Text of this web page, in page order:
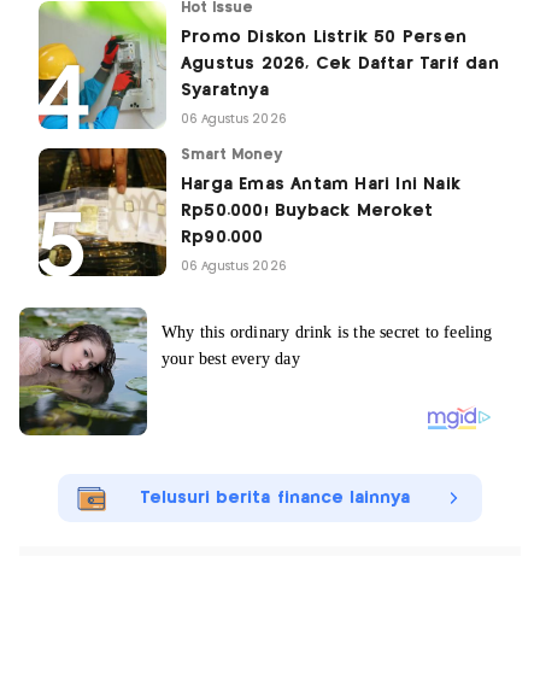
Hot Issue
Promo Diskon Listrik 50 Persen
Agustus 2026, Cek Daftar Tarif dan
Syaratnya
06 Agustus 2026
Smart Money
Harga Emas Antam Hari Ini Naik
Rp50.000! Buyback Meroket
Rp90.000
06 Agustus 2026
Telusuri berita finance lainnya